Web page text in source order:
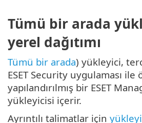
Tümü bir arada
yerel dağıtımı
Tümü bir arada) yükleyici,
ESET Security uygulaması ile
yapılandırılmış bir ESET
yükleyicisi içerir.
Ayrıntılı talimatlar için